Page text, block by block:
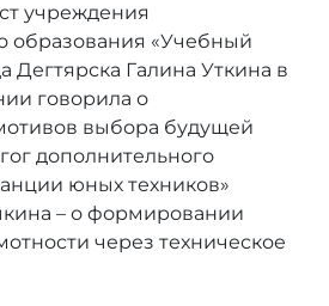
учреждения
образования «Учебный
Дегтярска Галина Уткина в
говорила о
выбора будущей
дополнительного
юных техников»
– о формировании
через техническое